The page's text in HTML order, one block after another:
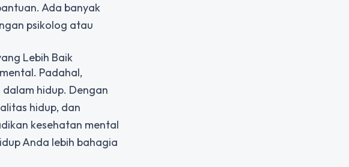
Ada banyak
psikolog atau
Lebih Baik
Padahal,
hidup. Dengan
hidup, dan
kesehatan mental
Anda lebih bahagia